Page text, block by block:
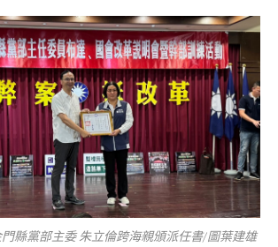
縣黨部主委 朱立倫跨海親頒派任書/圖葉建雄